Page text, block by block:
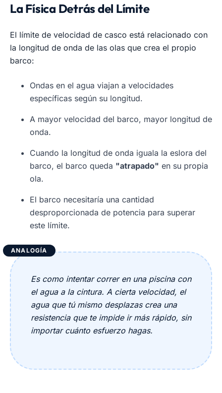
La Física Detrás del Límite
El límite de velocidad de casco está relacionado con
la longitud de onda de las olas que crea el propio
barco:
Ondas en el agua viajan a velocidades
específicas según su longitud.
A mayor velocidad del barco, mayor longitud de
onda.
Cuando la longitud de onda iguala la eslora del
barco, el barco queda "atrapado" en su propia
ola.
El barco necesitaría una cantidad
desproporcionada de potencia para superar
este límite.
ANALOGÍA
Es como intentar correr en una piscina con
el agua a la cintura. A cierta velocidad, el
agua que tú mismo desplazas crea una
resistencia que te impide ir más rápido, sin
importar cuánto esfuerzo hagas.